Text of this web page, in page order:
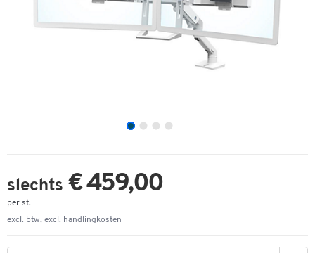
slechts € 459,00
per st.
excl. btw, excl. handlingkosten